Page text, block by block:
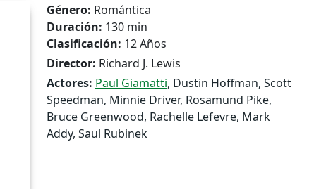
Género: Romántica
Duración: 130 min
Clasificación: 12 Años
Director: Richard J. Lewis
Actores: Paul Giamatti, Dustin Hoffman, Scott
Speedman, Minnie Driver, Rosamund Pike,
Bruce Greenwood, Rachelle Lefevre, Mark
Addy, Saul Rubinek